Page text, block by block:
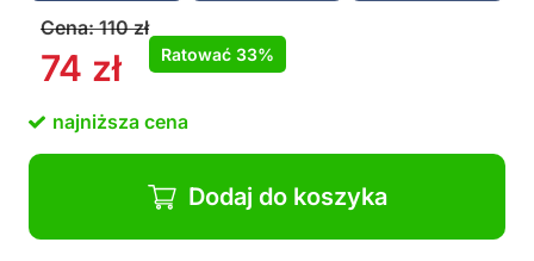
Wygodne przechowywanie
Idealna świąteczna atmosfera
W opakowaniu: 3x kieszonka na sztućce z
Cena:110zł
74 zł Ratować 33%
najniższa cena
Dodaj do koszyka